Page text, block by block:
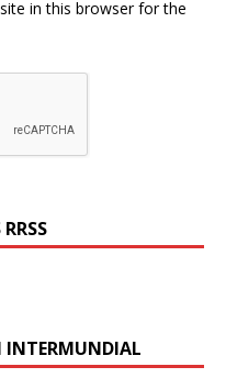
in this browser for the
INTERMUNDIAL